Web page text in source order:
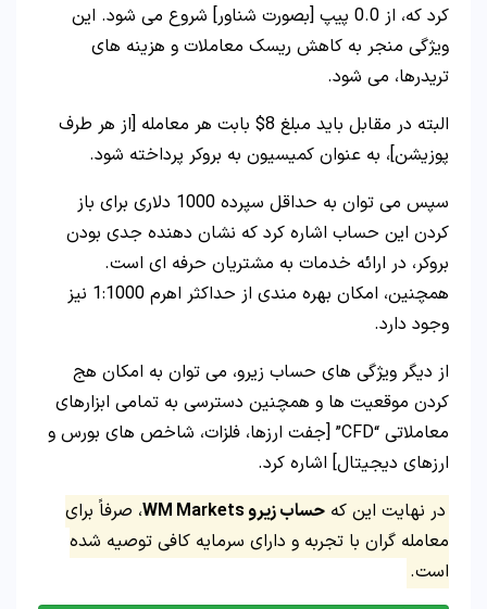
کرد که، از 0.0 پیپ [بصورت شناور] شروع می شود. این
ویژگی منجر به کاهش ریسک معاملات و هزینه های
تریدرها، می شود.
البته در مقابل باید مبلغ 8$ بابت هر معامله [از هر طرف
پوزیشن]، به عنوان کمیسیون به بروکر پرداخته شود.
سپس می توان به حداقل سپرده 1000 دلاری برای باز
کردن این حساب اشاره کرد که نشان دهنده جدی بودن
بروکر، در ارائه خدمات به مشتریان حرفه ای است.
همچنین، امکان بهره مندی از حداکثر اهرم 1:1000 نیز
وجود دارد.
از دیگر ویژگی های حساب زیرو، می توان به امکان هج
کردن موقعیت ها و همچنین دسترسی به تمامی ابزارهای
معاملاتی “CFD” [جفت ارزها، فلزات، شاخص های بورس و
ارزهای دیجیتال] اشاره کرد.
در نهایت این کهحساب زیرو WM Markets
، صرفاً برای
معامله گران با تجربه و دارای سرمایه کافی توصیه شده
است.